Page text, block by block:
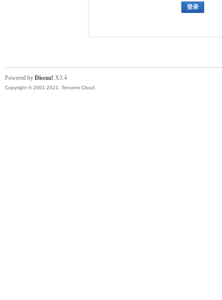
登录
Powered by Discuz! X3.4
Copyright © 2001-2021, Tencent Cloud.